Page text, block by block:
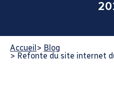
Accueil> Blog
> Refonte du site internet